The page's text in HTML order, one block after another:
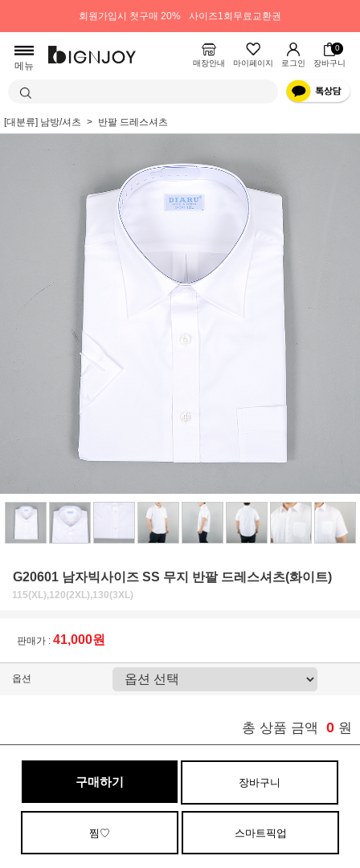
회원가입시 첫구매 20% 사이즈1회무료교환권
메뉴 매장안내 마이페이지 로그인
0
장바구니
[대분류] 남방/셔츠 반팔 드레스셔츠
G20601 남자빅사이즈 SS 무지 반팔 드레스셔츠(화이트)
115(XL),120(2XL),130(3XL)
판매가 : 41,000원
옵션
총 상품 금액 0 원
구매하기 장바구니
찜♡ 스마트픽업